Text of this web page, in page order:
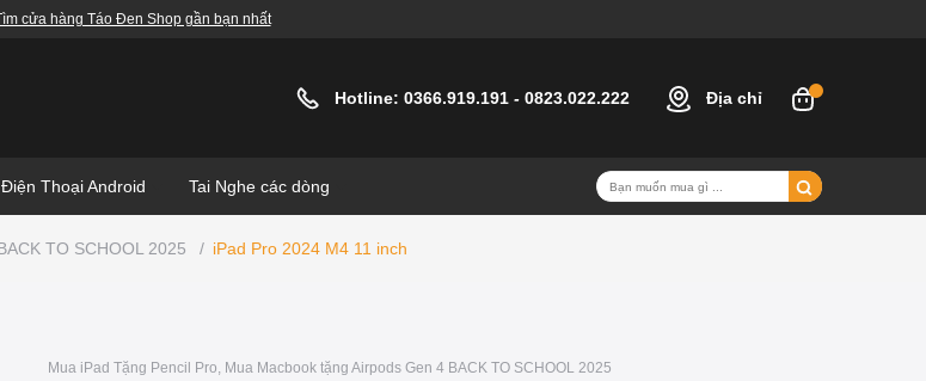
cửa hàng Táo Đen Shop gần bạn nhất
Hotline: 0366.919.191 - 0823.022.222 Địa chỉ
Điện Thoại Android Tai Nghe các dòng
TO SCHOOL 2025 / iPad Pro 2024 M4 11 inch
Mua iPad Tặng Pencil Pro, Mua Macbook tặng Airpods Gen 4 BACK TO SCHOOL 2025